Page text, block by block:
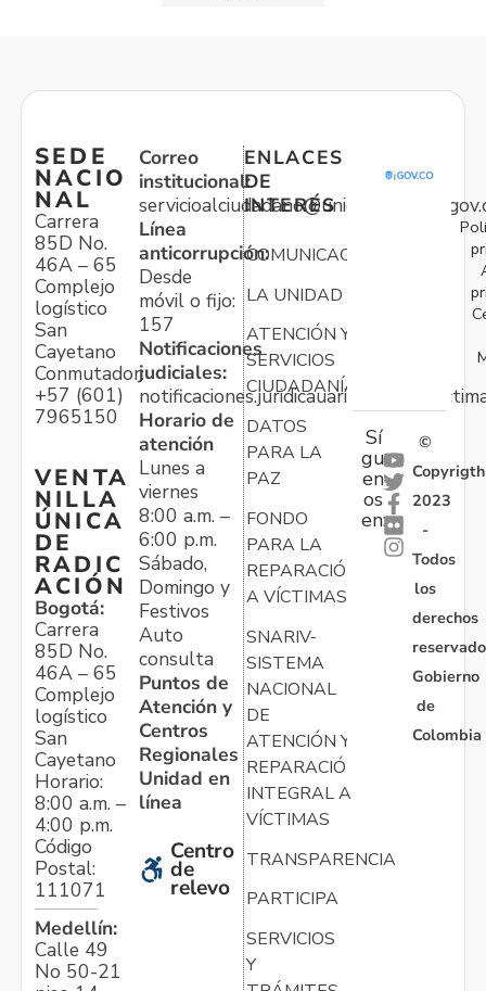
SEDE
NACIO
NAL
Carrera
85D No.
46A – 65
Complejo
logístico
San
Cayetano
Conmutador:
+57 (601)
7965150
VENTA
NILLA
ÚNICA
DE
RADIC
ACIÓN
Bogotá:
Carrera
85D No.
46A – 65
Complejo
logístico
San
Cayetano
Horario:
8:00 a.m. –
4:00 p.m.
Código
Postal:
111071
Medellín:
Calle 49
No 50-21
Correo
institucional:
Línea
anticorrupción:
Desde
móvil o fijo:
157
Notificaciones
judiciales:
Horario de
atención
Lunes a
viernes
8:00 a.m. –
6:00 p.m.
Sábado,
Domingo y
Festivos
Auto
consulta
Puntos de
Atención y
Centros
Regionales
Unidad en
línea
Centro
de
relevo
ENLACES
DE
INTERÉS
COMUNICACIONES
LA UNIDAD
ATENCIÓN Y
SERVICIOS
CIUDADANÍA
DATOS
PARA LA
PAZ
FONDO
PARA LA
REPARACIÓN
A VÍCTIMAS
SNARIV-
SISTEMA
NACIONAL
DE
ATENCIÓN Y
REPARACIÓN
INTEGRAL A
VÍCTIMAS
TRANSPARENCIA
PARTICIPA
SERVICIOS
Y
Sí
gu
en
os
en:
©
Copyrigth
2023
-
Todos
los
derechos
Gobierno
de
Colombia